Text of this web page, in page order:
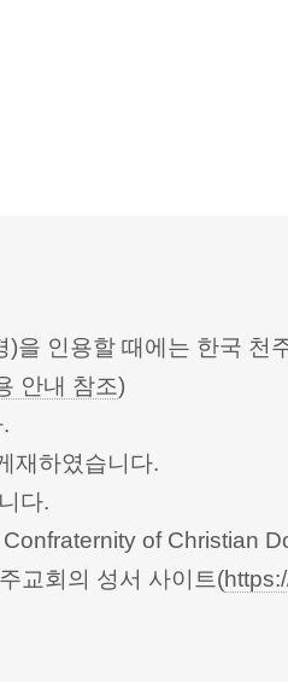
인용할 때에는 한국 천
안내 참조)
재하였습니다.
다.
of Christian
교회의 성서 사이트(